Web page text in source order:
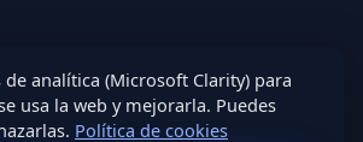
NDA antes de iniciar el proyecto
analítica (Microsoft Clarity) para
usa la web y mejorarla. Puedes
Política de cookies